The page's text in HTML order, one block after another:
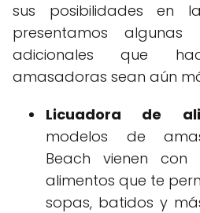
sus posibilidades en
presentamos
adicionales que
amasadoras sean aún
Licuadora de
modelos de
Beach vienen
alimentos que te
sopas, batidos y